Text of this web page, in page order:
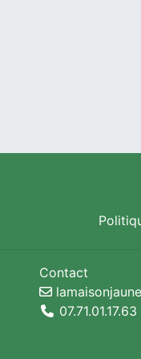
Contact
07.71.01.17.63